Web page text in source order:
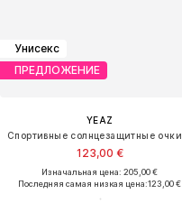
Унисекс
ПРЕДЛОЖЕНИЕ
YEAZ
123,00 €
Изначальная цена: 205,00 €
Последняя самая низкая цена:123,00 €